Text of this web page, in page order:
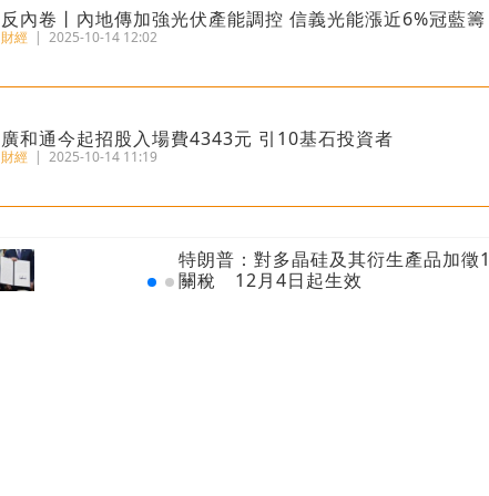
反內卷丨內地傳加強光伏產能調控 信義光能漲近6%冠藍籌
財經 | 2025-10-14 12:02
廣和通今起招股入場費4343元 引10基石投資者
財經 | 2025-10-14 11:19
港匯再觸7.85弱方保證 金管局200億接港元沽盤
財經 | 2025-07-02 08:52
特朗普：對多晶硅及其衍生產品加徵
關稅 12月4日起生效